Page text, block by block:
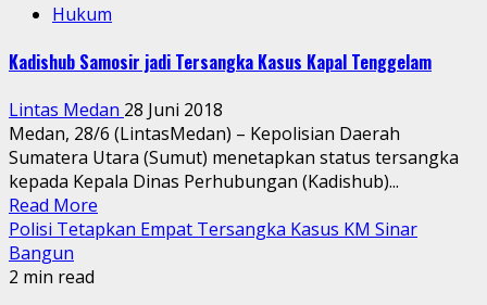
Hukum
Kadishub Samosir jadi Tersangka Kasus Kapal Tenggelam
Lintas Medan 28 Juni 2018
Medan, 28/6 (LintasMedan) – Kepolisian Daerah
Sumatera Utara (Sumut) menetapkan status tersangka
kepada Kepala Dinas Perhubungan (Kadishub)...
Read More
Polisi Tetapkan Empat Tersangka Kasus KM Sinar
Bangun
2 min read